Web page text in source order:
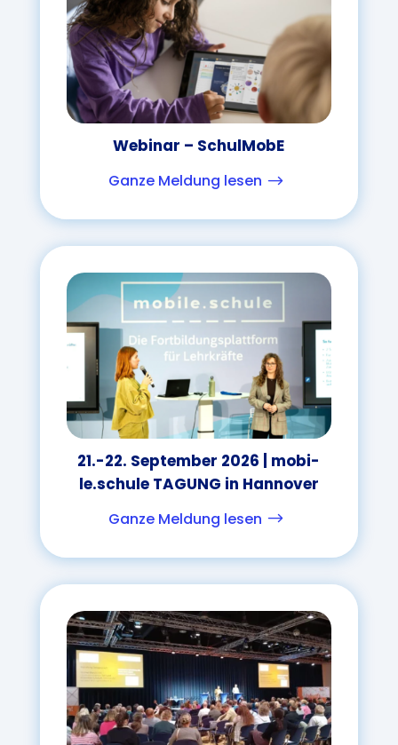
Webinar – SchulMobE
Ganze Meldung lesen $
21.-22. Sep­tem­ber 2026 | mo­bi­
le.schu­le TA­GUNG in Hannover
Ganze Meldung lesen $